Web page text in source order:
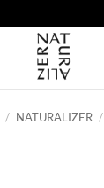
/ NATURALIZER /